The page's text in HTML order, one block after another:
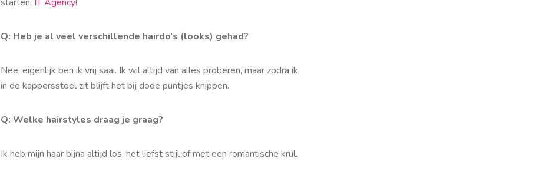
Q: Heb je al veel verschillende hairdo’s (looks) gehad?
Nee, eigenlijk ben ik vrij saai. Ik wil altijd van alles proberen, maar zodra ik
in de kappersstoel zit blijft het bij dode puntjes knippen.
Q: Welke hairstyles draag je graag?
Ik heb mijn haar bijna altijd los, het liefst stijl of met een romantische krul.